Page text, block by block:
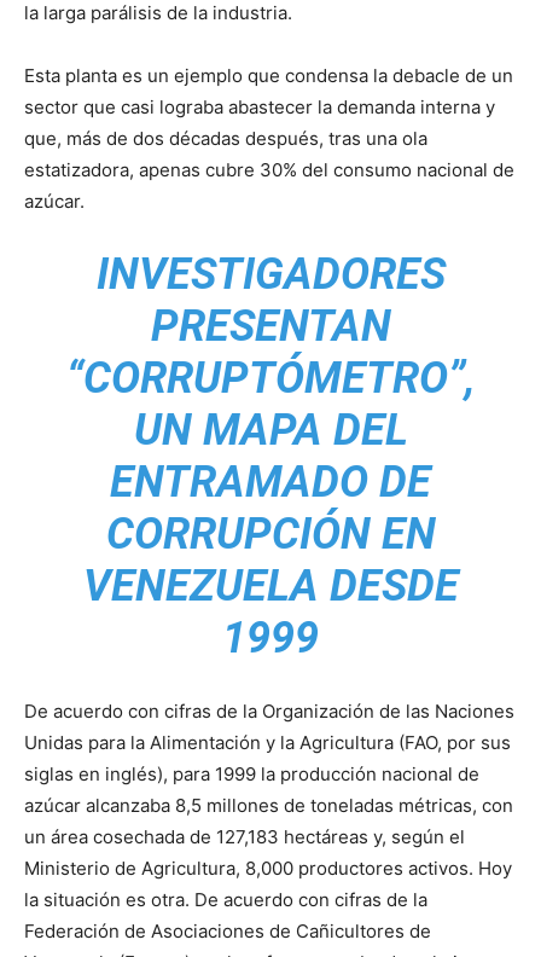
la larga parálisis de la industria.
Esta planta es un ejemplo que condensa la debacle de un
sector que casi lograba abastecer la demanda interna y
que, más de dos décadas después, tras una ola
estatizadora, apenas cubre 30% del consumo nacional de
azúcar.
INVESTIGADORES
PRESENTAN
“CORRUPTÓMETRO”,
UN MAPA DEL
ENTRAMADO DE
CORRUPCIÓN EN
VENEZUELA DESDE
1999
De acuerdo con cifras de la Organización de las Naciones
Unidas para la Alimentación y la Agricultura (FAO, por sus
siglas en inglés), para 1999 la producción nacional de
azúcar alcanzaba 8,5 millones de toneladas métricas, con
un área cosechada de 127,183 hectáreas y, según el
Ministerio de Agricultura, 8,000 productores activos. Hoy
la situación es otra. De acuerdo con cifras de la
Federación de Asociaciones de Cañicultores de